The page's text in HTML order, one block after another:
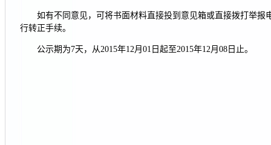
如有不同意见，可将书面材料直接投到意见箱或直接拨打举报
行转正手续。
公示期为7天，从2015年12月01日起至2015年12月08日止。